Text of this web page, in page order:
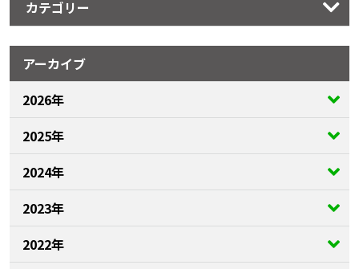
カテゴリー
アーカイブ
2026年
2025年
2024年
2023年
2022年